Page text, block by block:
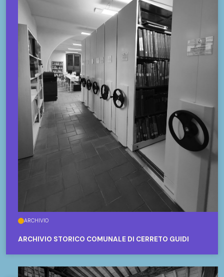
ARCHIVIO
ARCHIVIO STORICO COMUNALE DI CERRETO GUIDI